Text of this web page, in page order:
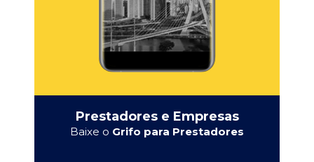
Prestadores e Empresas
Baixe o Grifo para Prestadores